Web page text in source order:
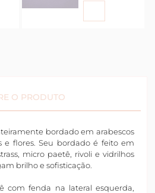
O PRODUTO
bordado em arabescos
e flores. Seu bordado é feito em
micro paetê, rivoli e vidrilhos
brilho e sofisticação.
com fenda na lateral esquerda,